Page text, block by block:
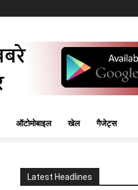
ऑटोमोबाइल खेल गैजेट्स
Latest Headlines